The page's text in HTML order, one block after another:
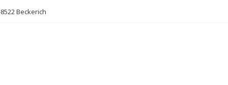
Beckerich